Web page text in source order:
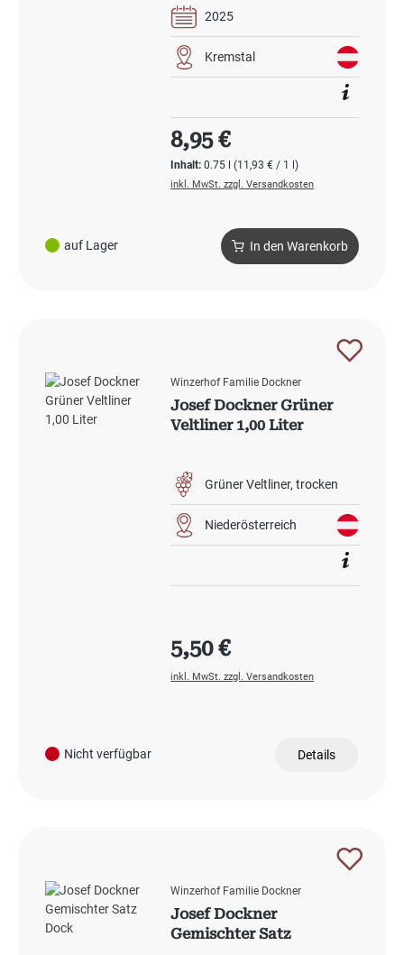
auf Lager
2025
Kremstal
Inhalt:0.75 l(11,93 € / 1 l)
Regulärer Preis:
8,95 €
inkl. MwSt. zzgl. Versandkosten
In den Warenkorb
Nicht verfügbar
Winzerhof Familie Dockner
Josef Dockner Grüner
Veltliner 1,00 Liter
Grüner Veltliner trocken
Niederösterreich
Regulärer Preis:
5,50 €
inkl. MwSt. zzgl. Versandkosten
Details
Winzerhof Familie Dockner
Josef Dockner
Gemischter Satz